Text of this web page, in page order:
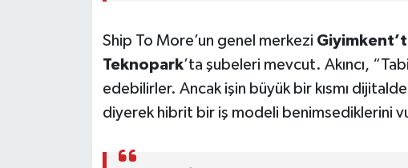
Ship To More’un genel merkezi
Teknopark’ta şubeleri mevcut. Akıncı,
edebilirler. Ancak işin büyük bir kısmı
diyerek hibrit bir iş modeli benimsediklerini